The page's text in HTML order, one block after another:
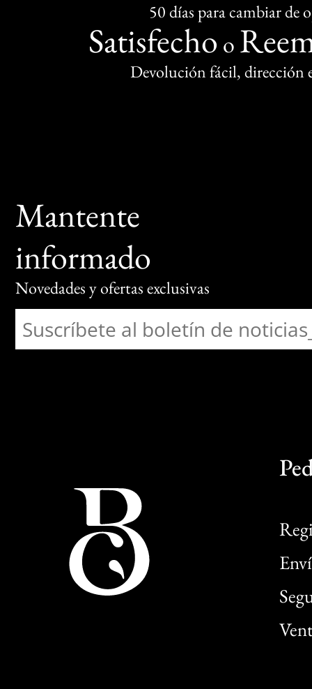
50 días para cambiar de
Satisfecho o
Devolución fácil, dirección
Mantente
informado
Novedades y ofertas exclusivas